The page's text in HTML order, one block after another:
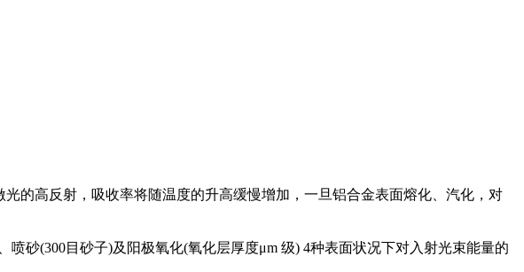
的高反射，吸收率将随温度的升高缓慢增加，一旦铝合金表面熔化、汽化，对
砂(300目砂子)及阳极氧化(氧化层厚度μm 级) 4种表面状况下对入射光束能量的